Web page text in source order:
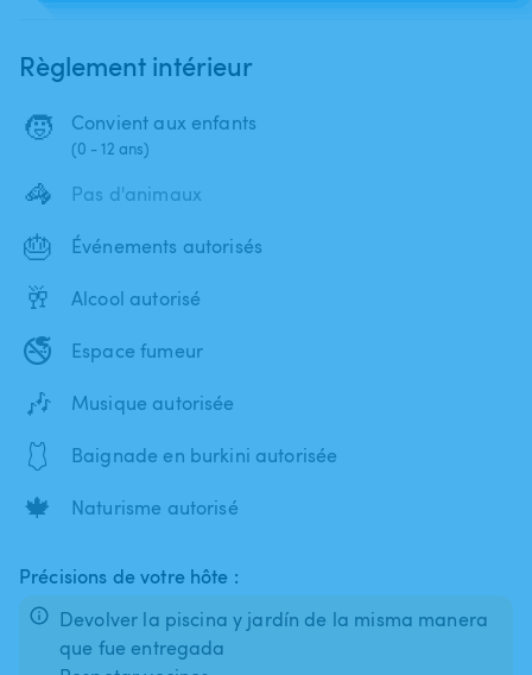
Règlement intérieur
🧒 Convient aux enfants
(0 - 12 ans)
🦓 Pas d'animaux
🎂 Événements autorisés
🥂 Alcool autorisé
🚭 Espace fumeur
🎶 Musique autorisée
🩱 Baignade en burkini autorisée
🍁 Naturisme autorisé
Précisions de votre hôte :
Devolver la piscina y jardín de la misma manera
que fue entregada